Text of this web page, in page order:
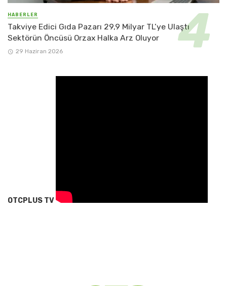
HABERLER
Takviye Edici Gıda Pazarı 29,9 Milyar TL’ye Ulaştı
Sektörün Öncüsü Orzax Halka Arz Oluyor
29 Haziran 2026
OTCPLUS TV